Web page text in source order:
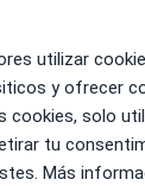
utilizar
y ofrecer
cookies, solo
tu
Más